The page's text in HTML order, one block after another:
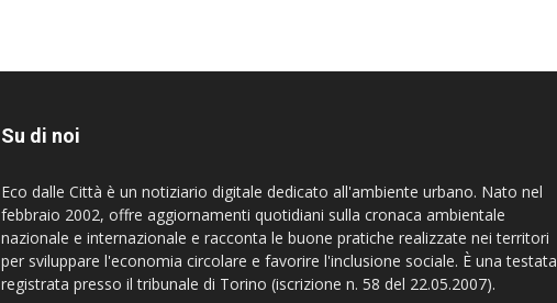
Su di noi
Eco dalle Città è un notiziario digitale dedicato all'ambiente urbano. Nato nel
febbraio 2002, offre aggiornamenti quotidiani sulla cronaca ambientale
nazionale e internazionale e racconta le buone pratiche realizzate nei territori
per sviluppare l'economia circolare e favorire l'inclusione sociale. È una testata
registrata presso il tribunale di Torino (iscrizione n. 58 del 22.05.2007).